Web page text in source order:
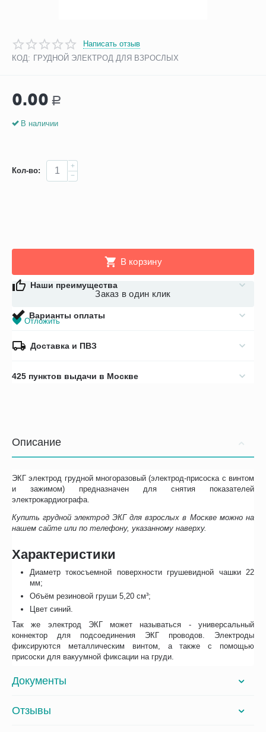
Написать отзыв
КОД: ГРУДНОЙ ЭЛЕКТРОД ДЛЯ ВЗРОСЛЫХ
0.00 Р
В наличии
Кол-во:
+
−
В корзину
Заказ в один клик
Отложить
Наши преимущества
Варианты оплаты
Доставка и ПВЗ
425 пунктов выдачи в Москве
Описание
ЭКГ электрод грудной многоразовый (электрод-присоска с винтом
и зажимом) предназначен для снятия показателей
электрокардиографа.
Купить грудной электрод ЭКГ для взрослых в Москве можно на
нашем сайте или по телефону, указанному наверху.
Характеристики
Диаметр токосъемной поверхности грушевидной чашки 22
мм;
Объём резиновой груши 5,20 см³;
Цвет синий.
Так же электрод ЭКГ может называться - универсальный
коннектор для подсоединения ЭКГ проводов. Электроды
фиксируются металлическим винтом, а также с помощью
присоски для вакуумной фиксации на груди.
Документы
Отзывы